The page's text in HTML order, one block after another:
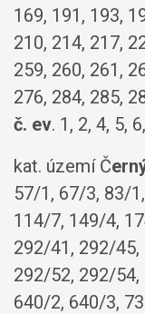
169, 191, 193,
210, 214, 217,
259, 260, 261,
276, 284, 285,
č. ev. 1, 2, 4, 5,
kat. území Č
57/1, 67/3, 83/
114/7, 149/4,
292/41, 292/
292/52, 292/
640/2, 640/3,